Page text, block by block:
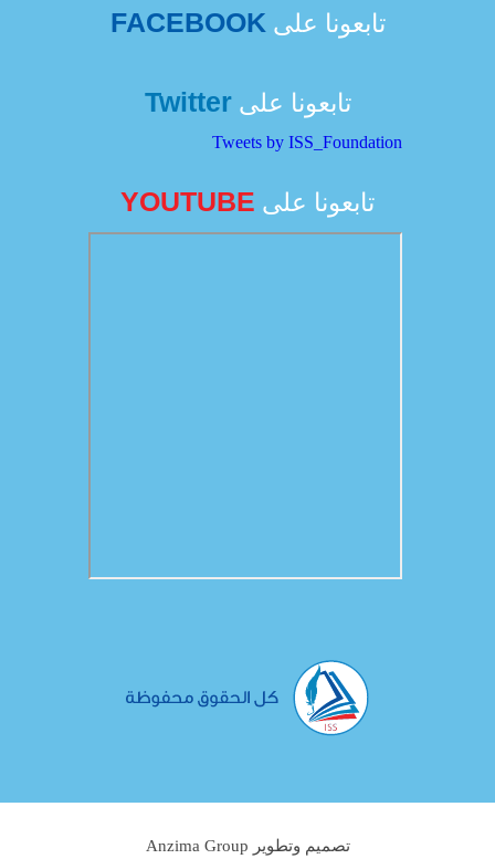
تابعونا على FACEBOOK
تابعونا علىTwitter
Tweets by ISS_Foundation
تابعونا على YOUTUBE
تصميم وتطوير Anzima Group